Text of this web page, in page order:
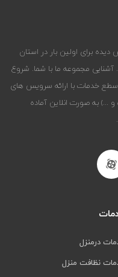
دیده برای اولین بار در استان
مجموعه ما با شما. شروع
سطع خدمات با ارائه سرویس های
...) به صورت انلاین آماده
درمنزل
نظافت منزل